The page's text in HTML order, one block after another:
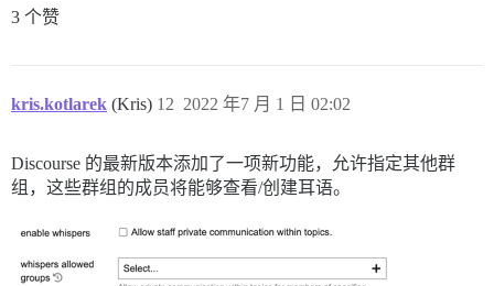
3 个赞
kris.kotlarek (Kris) 2022 年7 月 1 日 02:02
12
Discourse 的最新版本添加了一项新功能，允许指定其他群
组，这些群组的成员将能够查看/创建耳语。